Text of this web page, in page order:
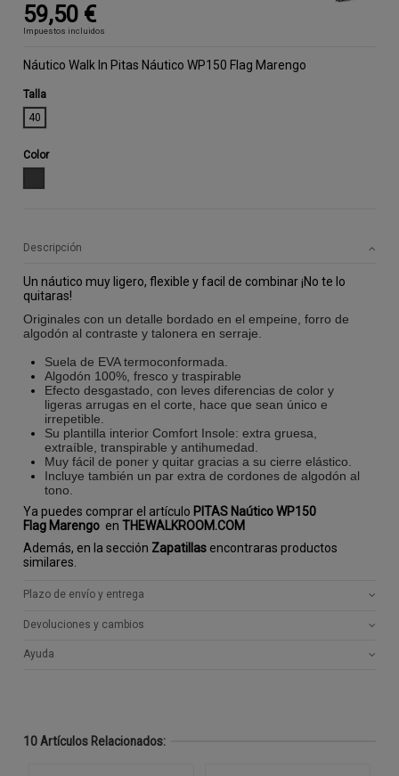
59,50 €
Impuestos incluidos
Náutico Walk In Pitas Náutico WP150 Flag Marengo
Talla
40
Color
Descripción
Un náutico muy ligero, flexible y facil de combinar ¡No te lo
quitaras!
Originales con un detalle bordado en el empeine, forro de
algodón al contraste y talonera en serraje.
Suela de EVA termoconformada.
Algodón 100%, fresco y traspirable
Efecto desgastado, con leves diferencias de color y
ligeras arrugas en el corte, hace que sean único e
irrepetible.
Su plantilla interior Comfort Insole: extra gruesa,
extraíble, transpirable y antihumedad.
Muy fácil de poner y quitar gracias a su cierre elástico.
Incluye también un par extra de cordones de algodón al
tono.
Ya puedes comprar el artículo PITAS Naútico WP150
Flag Marengo enTHEWALKROOM.COM
Además, en la sección Zapatillas encontraras productos
similares.
Plazo de envío y entrega
Devoluciones y cambios
Ayuda
10 Artículos Relacionados: